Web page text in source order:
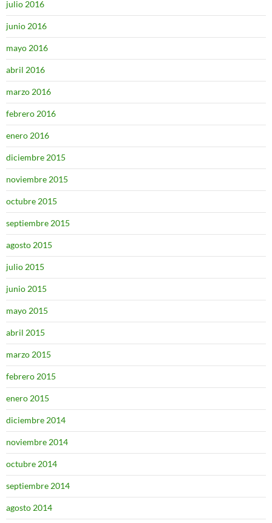
julio 2016
junio 2016
mayo 2016
abril 2016
marzo 2016
febrero 2016
enero 2016
diciembre 2015
noviembre 2015
octubre 2015
septiembre 2015
agosto 2015
julio 2015
junio 2015
mayo 2015
abril 2015
marzo 2015
febrero 2015
enero 2015
diciembre 2014
noviembre 2014
octubre 2014
septiembre 2014
agosto 2014